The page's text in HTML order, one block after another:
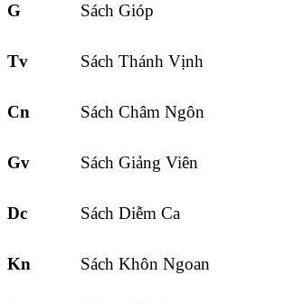
G Sách Gióp
Tv Sách Thánh Vịnh
Cn Sách Châm Ngôn
Gv Sách Giảng Viên
Dc Sách Diễm Ca
Kn Sách Khôn Ngoan